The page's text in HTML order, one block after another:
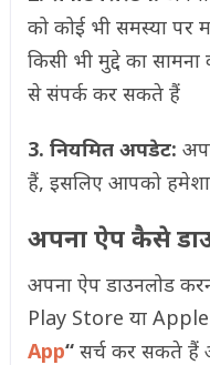
को कोई भी समस्या पर
किसी भी मुद्दे का
से संपर्क कर सकते हैं
3. नियमित अपडेट:
हैं, इसलिए आपको
अपना ऐप कैसे
अपना ऐप डाउनलोड
Play Store या
App“सर्च कर सकते हैं